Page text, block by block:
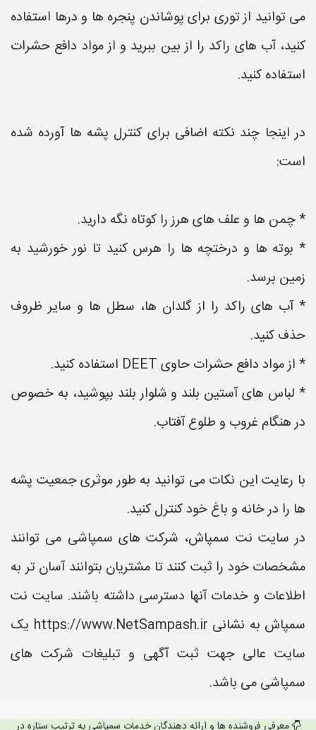
می توانید از توری برای پوشاندن پنجره ها و درها استفاده
کنید، آب های راکد را از بین ببرید و از مواد دافع حشرات
استفاده کنید.
در اینجا چند نکته اضافی برای کنترل پشه ها آورده شده
است:
* چمن ها و علف های هرز را کوتاه نگه دارید.
* بوته ها و درختچه ها را هرس کنید تا نور خورشید به
زمین برسد.
* آب های راکد را از گلدان ها، سطل ها و سایر ظروف
حذف کنید.
* از مواد دافع حشرات حاوی DEET استفاده کنید.
* لباس های آستین بلند و شلوار بلند بپوشید، به خصوص
در هنگام غروب و طلوع آفتاب.
با رعایت این نکات می توانید به طور موثری جمعیت پشه
ها را در خانه و باغ خود کنترل کنید.
در سایت نت سمپاش، شرکت های سمپاشی می توانند
مشخصات خود را ثبت کنند تا مشتریان بتوانند آسان تر به
اطلاعات و خدمات آنها دسترسی داشته باشند. سایت نت
سمپاش به نشانی https://www.NetSampash.ir یک
سایت عالی جهت ثبت آگهی و تبلیغات شرکت های
سمپاشی می باشد.
معرفی فروشنده ها و ارائه دهندگان خدمات سمپاشی به ترتیب ستاره در